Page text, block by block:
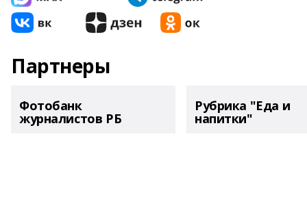
Партнеры
Фотобанк
журналистов РБ
Рубрика "Еда и
напитки"